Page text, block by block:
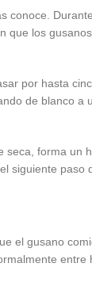
conoce.
que los
por hasta
de blanco a
seca, forma un
siguiente paso
el gusano
entre